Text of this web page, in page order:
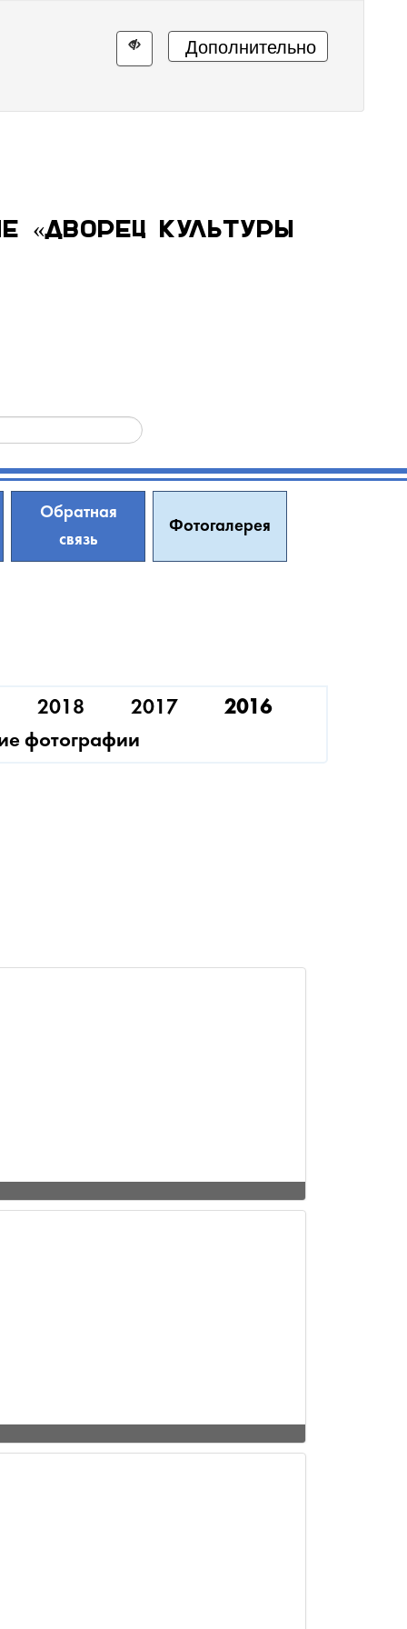
Дополнительно
«Дворец культуры
Обратная
связь
Фотогалерея
2018 2017
2016
фотографии